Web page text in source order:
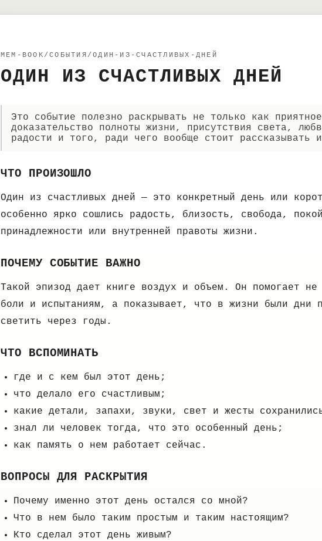
MEM-BOOK/СОБЫТИЯ/ОДИН-ИЗ-СЧАСТЛИВЫХ-ДНЕЙ
ОДИН ИЗ СЧАСТЛИВЫХ ДНЕЙ
Это событие полезно раскрывать не только как
доказательство полноты жизни, присутствия света,
радости и того, ради чего вообще стоит рассказывать
ЧТО ПРОИЗОШЛО
Один из счастливых дней — это конкретный день или
особенно ярко сошлись радость, близость, свобода,
принадлежности или внутренней правоты жизни.
ПОЧЕМУ СОБЫТИЕ ВАЖНО
Такой эпизод дает книге воздух и объем. Он помогает не
боли и испытаниям, а показывает, что в жизни были дни
светить через годы.
ЧТО ВСПОМИНАТЬ
где и с кем был этот день;
что делало его счастливым;
какие детали, запахи, звуки, свет и жесты
знал ли человек тогда, что это особенный день;
как память о нем работает сейчас.
ВОПРОСЫ ДЛЯ РАСКРЫТИЯ
Почему именно этот день остался со мной?
Что в нем было таким простым и таким настоящим?
Кто сделал этот день живым?